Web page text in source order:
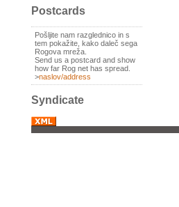
Postcards
Pošljite nam razglednico in s
tem pokažite, kako daleč sega
Rogova mreža.
Send us a postcard and show
how far Rog net has spread.
>naslov/address
Syndicate